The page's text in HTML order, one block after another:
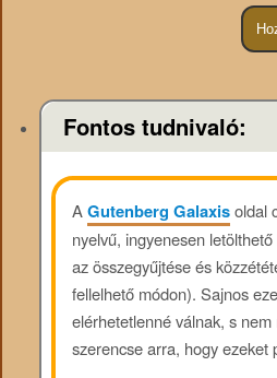
Fontos tudnivaló:
AGutenberg Galaxisoldal
nyelvű, ingyenesen
az összegyűjtése és
fellelhető módon). Sajnos
elérhetetlenné válnak, s
szerencse arra, hogy ezeket